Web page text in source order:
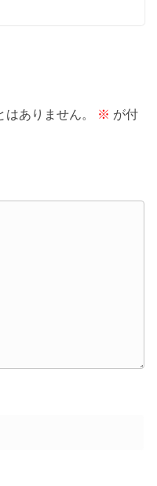
ありません。 ※ が付